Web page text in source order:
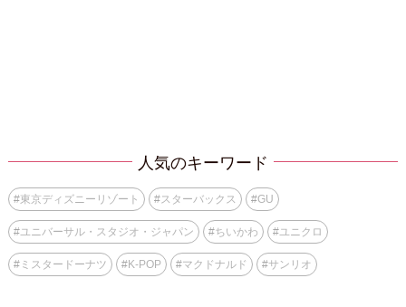
人気のキーワード
#東京ディズニーリゾート #スターバックス #GU
#ユニバーサル・スタジオ・ジャパン #ちいかわ #ユニクロ
#ミスタードーナツ #K-POP #マクドナルド #サンリオ